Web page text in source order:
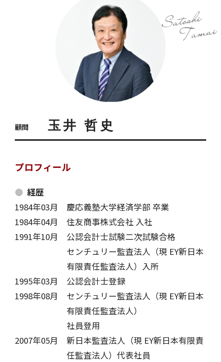
顧問 玉井 哲史
プロフィール
経歴
1984年03月
慶応義塾大学経済学部 卒業
1984年04月
住友商事株式会社 入社
1991年10月
公認会計士試験二次試験合格
センチュリー監査法人（現 EY新日本
有限責任監査法人）入所
1995年03月
公認会計士登録
1998年08月
センチュリー監査法人（現 EY新日本
有限責任監査法人）
社員登用
2007年05月
新日本監査法人（現 EY新日本有限責
任監査法人）代表社員